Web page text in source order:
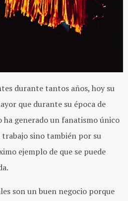
durante tantos años, hoy su
que durante su época de
ha generado un fanatismo único
sino también por su
ejemplo de que se puede
son un buen negocio porque